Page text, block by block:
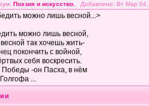
Поэзия и искусство. Добавлено: Вт Мар
можно лишь весной...>
можно лишь весной,
так хочешь жить-
покончить с войной,
себя воскресить.
Победы -он Пасха, в нём
...